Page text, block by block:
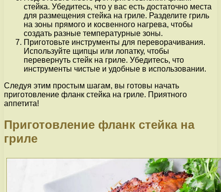
стейка. Убедитесь, что у вас есть достаточно места
для размещения стейка на гриле. Разделите гриль
на зоны прямого и косвенного нагрева, чтобы
создать разные температурные зоны.
Приготовьте инструменты для переворачивания.
Используйте щипцы или лопатку, чтобы
перевернуть стейк на гриле. Убедитесь, что
инструменты чистые и удобные в использовании.
Следуя этим простым шагам, вы готовы начать
приготовление фланк стейка на гриле. Приятного
аппетита!
Приготовление фланк стейка на
гриле